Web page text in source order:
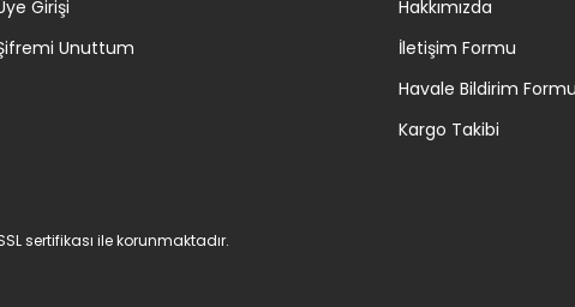
Girişi
Unuttum
Hakkımızda
İletişim Formu
Havale Bildirim Formu
Kargo Takibi
sertifikası ile korunmaktadır.